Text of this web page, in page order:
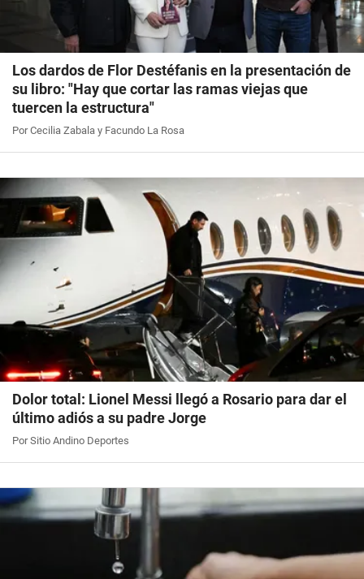
Los dardos de Flor Destéfanis en la presentación de
su libro: "Hay que cortar las ramas viejas que
tuercen la estructura"
Por Cecilia Zabala y Facundo La Rosa
Dolor total: Lionel Messi llegó a Rosario para dar el
último adiós a su padre Jorge
Por Sitio Andino Deportes